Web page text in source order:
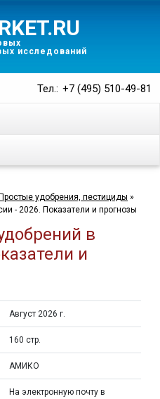
исследований
Тел.: +7 (495) 510-49-81
Простые удобрения, пестициды »
- 2026. Показатели и прогнозы
в
и
Август 2026 г.
160 стр.
АМИКО
На электронную почту в